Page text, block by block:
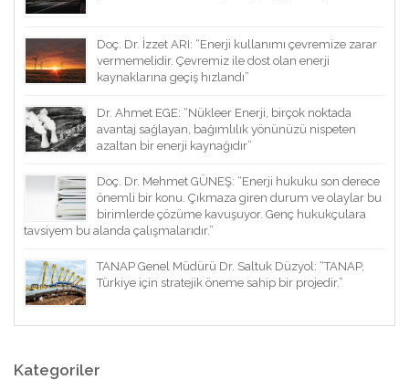
Doç. Dr. İzzet ARI: “Enerji kullanımı çevremize zarar
vermemelidir. Çevremiz ile dost olan enerji
kaynaklarına geçiş hızlandı”
Dr. Ahmet EGE: “Nükleer Enerji, birçok noktada
avantaj sağlayan, bağımlılık yönünüzü nispeten
azaltan bir enerji kaynağıdır”
Doç. Dr. Mehmet GÜNEŞ: “Enerji hukuku son derece
önemli bir konu. Çıkmaza giren durum ve olaylar bu
birimlerde çözüme kavuşuyor. Genç hukukçulara
tavsiyem bu alanda çalışmalarıdır.”
TANAP Genel Müdürü Dr. Saltuk Düzyol: “TANAP,
Türkiye için stratejik öneme sahip bir projedir.”
Kategoriler